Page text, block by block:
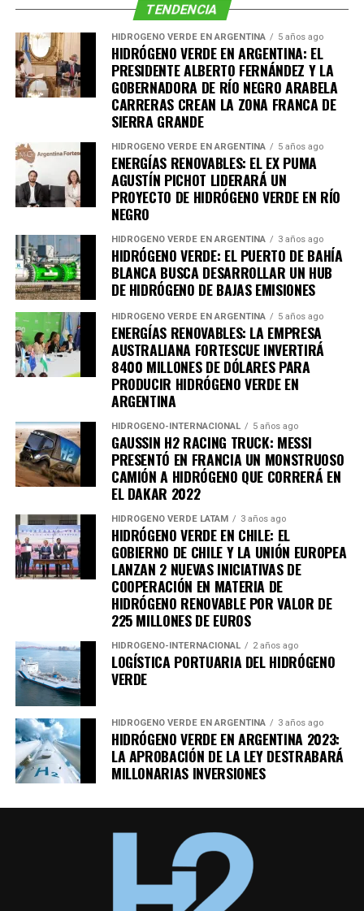
TENDENCIA
HIDRÓGENO VERDE EN ARGENTINA 5 años ago
HIDRÓGENO VERDE EN ARGENTINA: EL
PRESIDENTE ALBERTO FERNÁNDEZ Y LA
GOBERNADORA DE RÍO NEGRO ARABELA
CARRERAS CREAN LA ZONA FRANCA DE
SIERRA GRANDE
HIDRÓGENO VERDE EN ARGENTINA 5 años ago
ENERGÍAS RENOVABLES: EL EX PUMA
AGUSTÍN PICHOT LIDERARÁ UN
PROYECTO DE HIDRÓGENO VERDE EN RÍO
NEGRO
HIDRÓGENO VERDE EN ARGENTINA 3 años ago
HIDRÓGENO VERDE: EL PUERTO DE BAHÍA
BLANCA BUSCA DESARROLLAR UN HUB
DE HIDRÓGENO DE BAJAS EMISIONES
HIDRÓGENO VERDE EN ARGENTINA 5 años ago
ENERGÍAS RENOVABLES: LA EMPRESA
AUSTRALIANA FORTESCUE INVERTIRÁ
8400 MILLONES DE DÓLARES PARA
PRODUCIR HIDRÓGENO VERDE EN
ARGENTINA
HIDRÓGENO-INTERNACIONAL 5 años ago
GAUSSIN H2 RACING TRUCK: MESSI
PRESENTÓ EN FRANCIA UN MONSTRUOSO
CAMIÓN A HIDRÓGENO QUE CORRERÁ EN
EL DAKAR 2022
HIDRÓGENO VERDE LATAM 3 años ago
HIDRÓGENO VERDE EN CHILE: EL
GOBIERNO DE CHILE Y LA UNIÓN EUROPEA
LANZAN 2 NUEVAS INICIATIVAS DE
COOPERACIÓN EN MATERIA DE
HIDRÓGENO RENOVABLE POR VALOR DE
225 MILLONES DE EUROS
HIDRÓGENO-INTERNACIONAL 2 años ago
LOGÍSTICA PORTUARIA DEL HIDRÓGENO
VERDE
HIDRÓGENO VERDE EN ARGENTINA 3 años ago
HIDRÓGENO VERDE EN ARGENTINA 2023:
LA APROBACIÓN DE LA LEY DESTRABARÁ
MILLONARIAS INVERSIONES